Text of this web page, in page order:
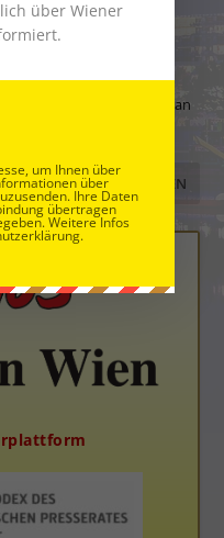
Sie Ihren
(und ev. Webseite) an
dass diese auf unserem
über Wiener
um Ihnen über
über
Ihre Daten
übertragen
Weitere Infos